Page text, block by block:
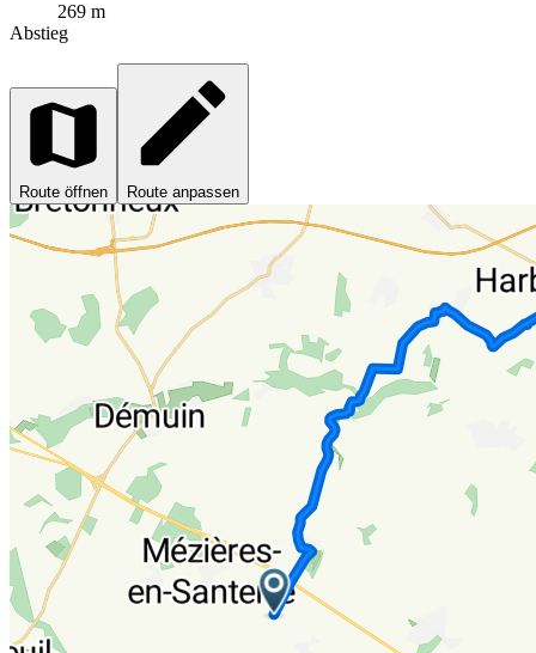
269 m
Abstieg
Route öffnen Route anpassen